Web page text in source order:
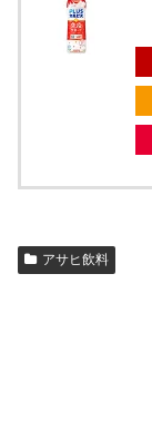
アサヒ飲料